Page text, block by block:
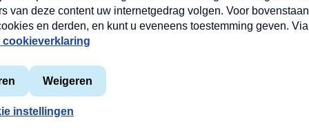
Heel Holland Bakt
Cookieverklaring
Neem hier een